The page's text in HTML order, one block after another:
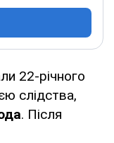
22-річного
слідства,
. Після